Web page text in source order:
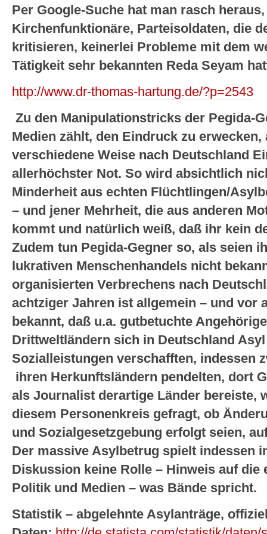
Per Google-Suche hat man rasch
Kirchenfunktionäre, Parteisoldaten, die
kritisieren, keinerlei Probleme mit dem
Tätigkeit sehr bekannten Reda Seyam
http://www.dr-thomas-hartung.de/?p=2543
Zu den Manipulationstricks der Pegida-
Medien zählt, den Eindruck zu erwecken,
verschiedene Weise nach Deutschland
allerhöchster Not. So wird absichtlich
Minderheit aus echten Flüchtlingen/
– und jener Mehrheit, die aus anderen
kommt und natürlich weiß, daß ihr kein
Zudem tun Pegida-Gegner so, als seien
lukrativen Menschenhandels nicht
organisierten Verbrechens nach
achtziger Jahren ist allgemein – und vor
bekannt, daß u.a. gutbetuchte
Drittweltländern sich in Deutschland
Sozialleistungen verschafften, indessen
ihren Herkunftsländern pendelten, dort
als Journalist derartige Länder bereiste,
diesem Personenkreis gefragt, ob
und Sozialgesetzgebung erfolgt seien,
Der massive Asylbetrug spielt indessen
Diskussion keine Rolle – Hinweis auf
Politik und Medien – was Bände spricht.
Statistik – abgelehnte Asylanträge,